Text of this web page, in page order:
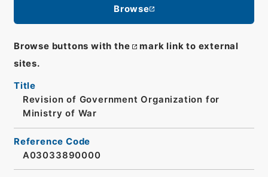
Browse
Browse buttons with the
mark link to external
sites.
Title
Revision of Government Organization for
Ministry of War
Reference Code
A03033890000